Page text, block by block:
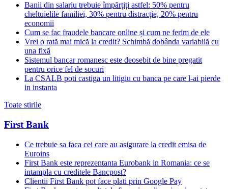
Banii din salariu trebuie împărțiți astfel: 50% pentru
cheltuielile familiei, 30% pentru distracție, 20% pentru
economii
Cum se fac fraudele bancare online și cum ne ferim de ele
Vrei o rată mai mică la credit? Schimbă dobânda variabilă cu
una fixă
Sistemul bancar romanesc este deosebit de bine pregatit
pentru orice fel de socuri
La CSALB poti castiga un litigiu cu banca pe care l-ai pierde
in instanta
Toate stirile
First Bank
Ce trebuie sa faca cei care au asigurare la credit emisa de
Euroins
First Bank este reprezentanta Eurobank in Romania: ce se
intampla cu creditele Bancpost?
Clientii First Bank pot face plati prin Google Pay